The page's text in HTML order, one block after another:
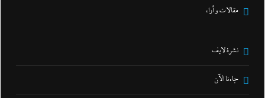
مقالات و أراء
نشرة لايف
جاءنا الآن